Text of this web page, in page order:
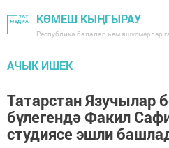
КӨМЕШ КЫҢГЫРАУ
Республика балалар һәм яшүсмерләр
АЧЫК ИШЕК
Татарстан Язучы­лар
бүлегендә Факил
студиясе эшли